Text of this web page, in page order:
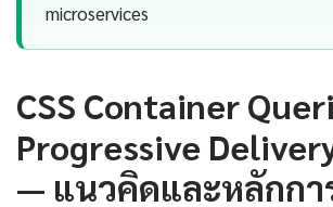
microservices
CSS Container
Progressive
— แนวคิดและหลักก